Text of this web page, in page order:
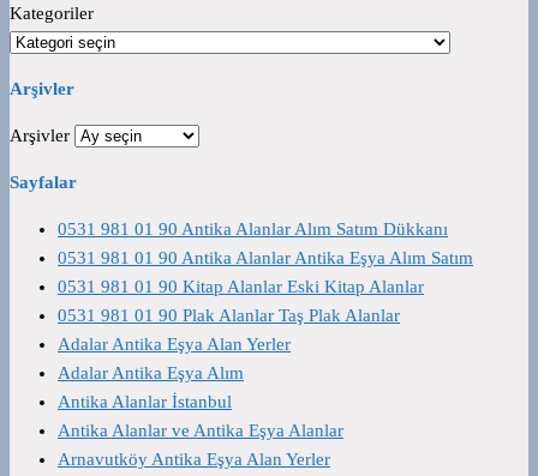
Kategoriler
Arşivler
Arşivler
Sayfalar
0531 981 01 90 Antika Alanlar Alım Satım Dükkanı
0531 981 01 90 Antika Alanlar Antika Eşya Alım Satım
0531 981 01 90 Kitap Alanlar Eski Kitap Alanlar
0531 981 01 90 Plak Alanlar Taş Plak Alanlar
Adalar Antika Eşya Alan Yerler
Adalar Antika Eşya Alım
Antika Alanlar İstanbul
Antika Alanlar ve Antika Eşya Alanlar
Arnavutköy Antika Eşya Alan Yerler